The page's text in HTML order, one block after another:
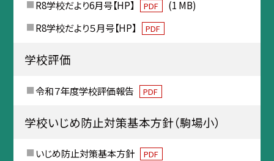
R8学校だより6月号【HP】
PDF
(1 MB)
R8学校だより５月号【HP】
PDF
学校評価
令和７年度学校評価報告 PDF
学校いじめ防止対策基本方針（駒場小）
いじめ防止対策基本方針 PDF